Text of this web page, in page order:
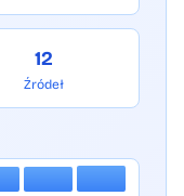
12
Źródeł